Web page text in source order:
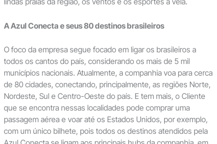
A Azul Conecta e seus 80 destinos brasileiros
O foco da empresa segue focado em ligar os brasileiros a
todos os cantos do país, considerando os mais de 5 mil
municípios nacionais. Atualmente, a companhia voa para cerca
de 80 cidades, conectando, principalmente, as regiões Norte,
Nordeste, Sul e Centro-Oeste do país. E tem mais, o Cliente
que se encontra nessas localidades pode comprar uma
passagem aérea e voar até os Estados Unidos, por exemplo,
com um único bilhete, pois todos os destinos atendidos pela